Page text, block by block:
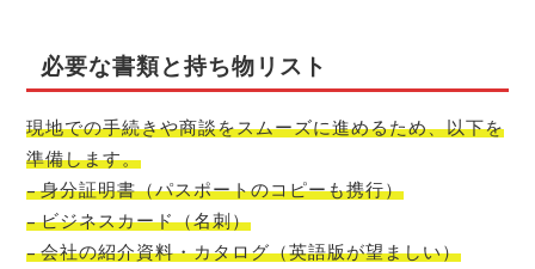
必要な書類と持ち物リスト
現地での手続きや商談をスムーズに進めるため、以下を
準備します。
– 身分証明書（パスポートのコピーも携行）
– ビジネスカード（名刺）
– 会社の紹介資料・カタログ（英語版が望ましい）